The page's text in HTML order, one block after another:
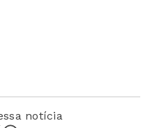
notícia